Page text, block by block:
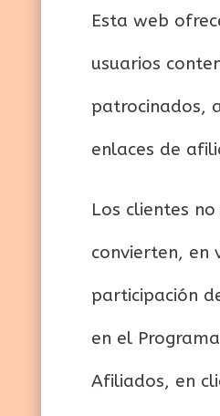
Esta web
usuarios
patrocinados,
enlaces de
Los clientes
convierten, en
participación
en el
Afiliados, en